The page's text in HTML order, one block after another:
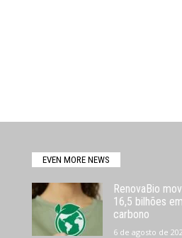
EVEN MORE NEWS
RenovaBio
16,5 bilhões
carbono
6 de agosto de